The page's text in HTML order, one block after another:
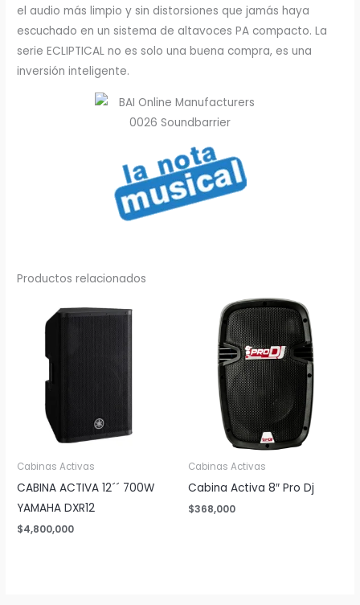
el audio más limpio y sin distorsiones que jamás haya
escuchado en un sistema de altavoces PA compacto. La
serie ECLIPTICAL no es solo una buena compra, es una
inversión inteligente.
Productos relacionados
Cabinas Activas
CABINA ACTIVA 12´´ 700W
YAMAHA DXR12
$4,800,000
Cabinas Activas
Cabina Activa 8″ Pro Dj
$368,000